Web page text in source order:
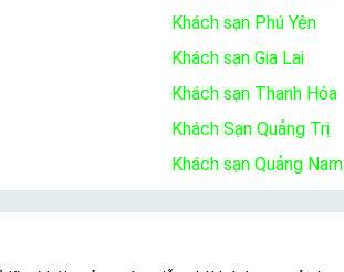
Khách sạn Phú Yên
Khách sạn Gia Lai
Khách sạn Thanh Hóa
Khách Sạn Quảng Trị
Khách sạn Quảng Nam